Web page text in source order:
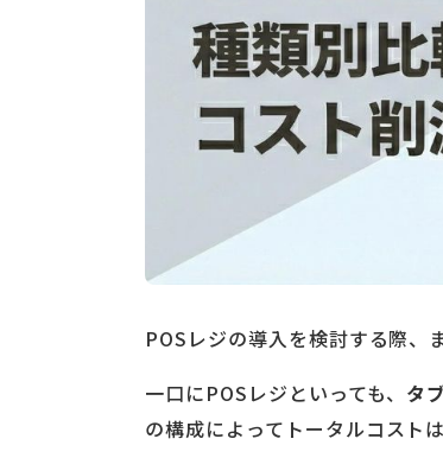
POSレジの導入を検討する際、
一口にPOSレジといっても、 タ
の構成によってトータルコスト